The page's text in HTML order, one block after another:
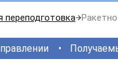
переподготовка